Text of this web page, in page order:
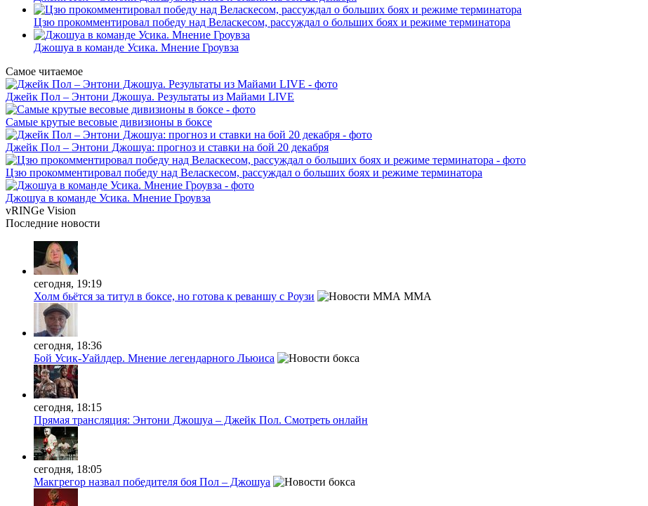
Цзю прокомментировал победу над Веласкесом, рассуждал о больших боях и режиме терминатора
Джошуа в команде Усика. Мнение Гроувза
Самое читаемое
Джейк Пол – Энтони Джошуа. Результаты из Майами LIVE
Самые крутые весовые дивизионы в боксе
Джейк Пол – Энтони Джошуа: прогноз и ставки на бой 20 декабря
Цзю прокомментировал победу над Веласкесом, рассуждал о больших боях и режиме терминатора
Джошуа в команде Усика. Мнение Гроувза
vRINGe Vision
Последние новости
сегодня, 19:19
Холм бьётся за титул в боксе, но готова к реваншу с Роузи
MMA
сегодня, 18:36
Бой Усик-Уайлдер. Мнение легендарного Льюиса
сегодня, 18:15
Прямая трансляция: Энтони Джошуа – Джейк Пол. Смотреть онлайн
сегодня, 18:05
Макгрегор назвал победителя боя Пол – Джошуа